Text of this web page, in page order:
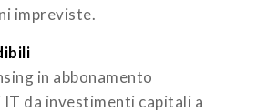
impreviste.
in abbonamento
da investimenti capitali a